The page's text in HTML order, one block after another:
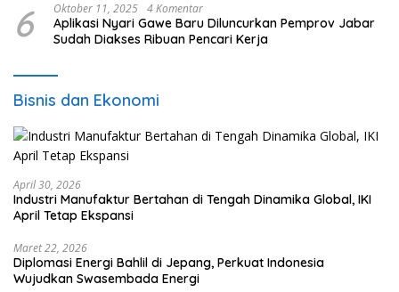
6 Oktober 11, 2025 4 Komentar
Aplikasi Nyari Gawe Baru Diluncurkan Pemprov Jabar
Sudah Diakses Ribuan Pencari Kerja
Bisnis dan Ekonomi
April 30, 2026
Industri Manufaktur Bertahan di Tengah Dinamika Global, IKI
April Tetap Ekspansi
Maret 22, 2026
Diplomasi Energi Bahlil di Jepang, Perkuat Indonesia
Wujudkan Swasembada Energi